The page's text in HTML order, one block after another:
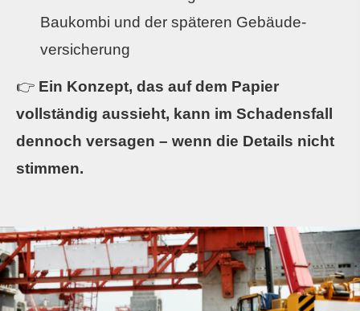
Baukombi und der späteren Ge­bäude­
ver­si­che­rung
👉 Ein Konzept, das auf dem Papier
vollständig aussieht, kann im Schadensfall
dennoch versagen – wenn die Details nicht
stimmen.